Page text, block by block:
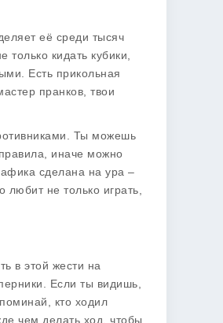
её среди тысяч
кидать кубики,
Есть прикольная
пранков, твои
Ты можешь
иначе можно
сделана на ура –
не только играть,
в этой жести на
Если ты видишь,
кто ходил
чем делать ход, чтобы